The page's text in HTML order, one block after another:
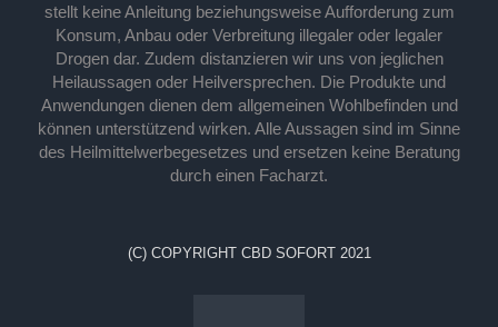
stellt keine Anleitung beziehungsweise Aufforderung zum
Konsum, Anbau oder Verbreitung illegaler oder legaler
Drogen dar. Zudem distanzieren wir uns von jeglichen
Heilaussagen oder Heilversprechen. Die Produkte und
Anwendungen dienen dem allgemeinen Wohlbefinden und
können unterstützend wirken. Alle Aussagen sind im Sinne
des Heilmittelwerbegesetzes und ersetzen keine Beratung
durch einen Facharzt.
(C) COPYRIGHT CBD SOFORT 2021